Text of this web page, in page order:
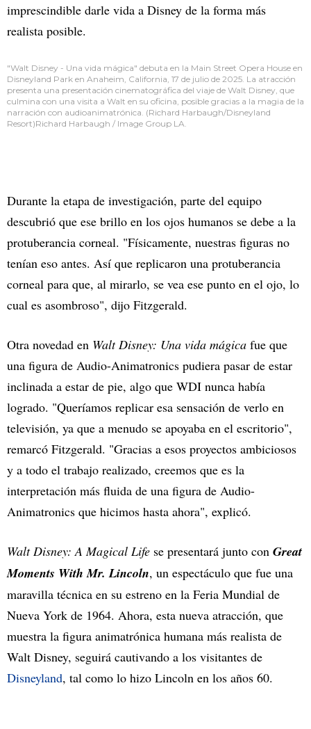
imprescindible darle vida a Disney de la forma más
realista posible.
"Walt Disney - Una vida mágica" debuta en la Main Street Opera House en
Disneyland Park en Anaheim, California, 17 de julio de 2025. La atracción
presenta una presentación cinematográfica del viaje de Walt Disney, que
culmina con una visita a Walt en su oficina, posible gracias a la magia de la
narración con audioanimatrónica. (Richard Harbaugh/Disneyland
Resort)Richard Harbaugh / Image Group LA.
Durante la etapa de investigación, parte del equipo
descubrió que ese brillo en los ojos humanos se debe a la
protuberancia corneal. "Físicamente, nuestras figuras no
tenían eso antes. Así que replicaron una protuberancia
corneal para que, al mirarlo, se vea ese punto en el ojo, lo
cual es asombroso", dijo Fitzgerald.
Otra novedad en Walt Disney: Una vida mágica fue que
una figura de Audio-Animatronics pudiera pasar de estar
inclinada a estar de pie, algo que WDI nunca había
logrado. "Queríamos replicar esa sensación de verlo en
televisión, ya que a menudo se apoyaba en el escritorio",
remarcó Fitzgerald. "Gracias a esos proyectos ambiciosos
y a todo el trabajo realizado, creemos que es la
interpretación más fluida de una figura de Audio-
Animatronics que hicimos hasta ahora", explicó.
Walt Disney: A Magical Life se presentará junto con Great
Moments With Mr. Lincoln, un espectáculo que fue una
maravilla técnica en su estreno en la Feria Mundial de
Nueva York de 1964. Ahora, esta nueva atracción, que
muestra la figura animatrónica humana más realista de
Walt Disney, seguirá cautivando a los visitantes de
Disneyland, tal como lo hizo Lincoln en los años 60.